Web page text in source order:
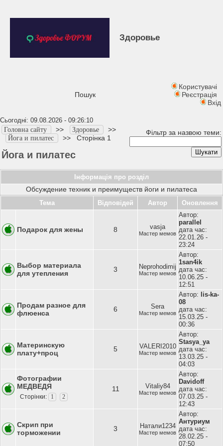
Здоровье
Пошук
Користувачі
Реєстрація
Вхід
Сьогодні: 09.08.2026 - 09:26:10
Головна сайту
>> Здоровье >>
Йога и пилатес >> Сторінка 1
Йога и пилатес
Фільтр за назвою теми:
Інформація про розділ
Обсуждение техник и преимуществ йоги и пилатеса
Тема Відповідей Автор Оновлення
Подарок для жены 8 vasja
Мастер мемов
Автор:
parallel
дата час:
22.01.26 -
23:24
Выбор материала
для утепления
3 Neprohodimij
Мастер мемов
Автор:
1san4ik
дата час:
10.06.25 -
12:51
Продам разное для
флюенса
6 Sera
Мастер мемов
Автор:
lis-ka-
08
дата час:
15.03.25 -
00:36
Материнскую
плату+проц
5 VALERI2010
Мастер мемов
Автор:
Stasya_ya
дата час:
13.03.25 -
04:03
Фотографии
МЕДВЕДЯ
Сторінки: 1 2
11 Vitaliy84
Мастер мемов
Автор:
Davidoff
дата час:
07.03.25 -
12:43
Скрип при
торможении
3 Натали1234
Мастер мемов
Автор:
Антуриум
дата час:
28.02.25 -
07:50